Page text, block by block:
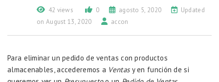
42 views 0 agosto 5, 2020
Updated
on August 13, 2020
accon
Para eliminar un pedido de ventas con productos
almacenables, accederemos a Ventasy en función de si